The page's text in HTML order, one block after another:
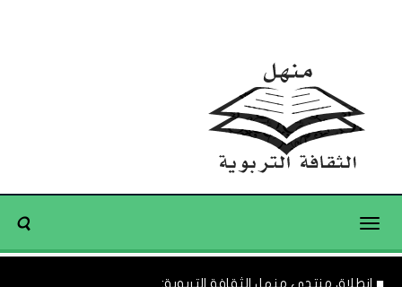
Toggle
■ انطلاق منتدى منهل الثقافة التربوية: